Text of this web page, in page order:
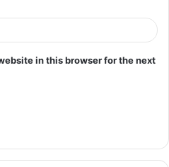
in this browser for the next